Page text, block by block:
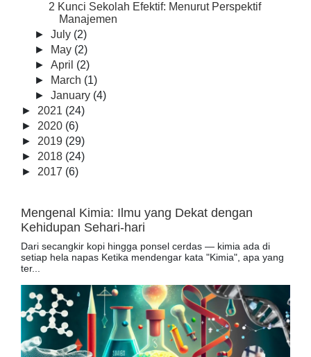
2 Kunci Sekolah Efektif: Menurut Perspektif
Manajemen
►July (2)
►
May (2)
►April (2)
►
March (1)
►January (4)
► 2021 (24)
► 2020 (6)
► 2019 (29)
► 2018 (24)
► 2017 (6)
Mengenal Kimia: Ilmu yang Dekat dengan
Kehidupan Sehari-hari
Dari secangkir kopi hingga ponsel cerdas — kimia ada di
setiap hela napas Ketika mendengar kata "Kimia", apa yang
ter...